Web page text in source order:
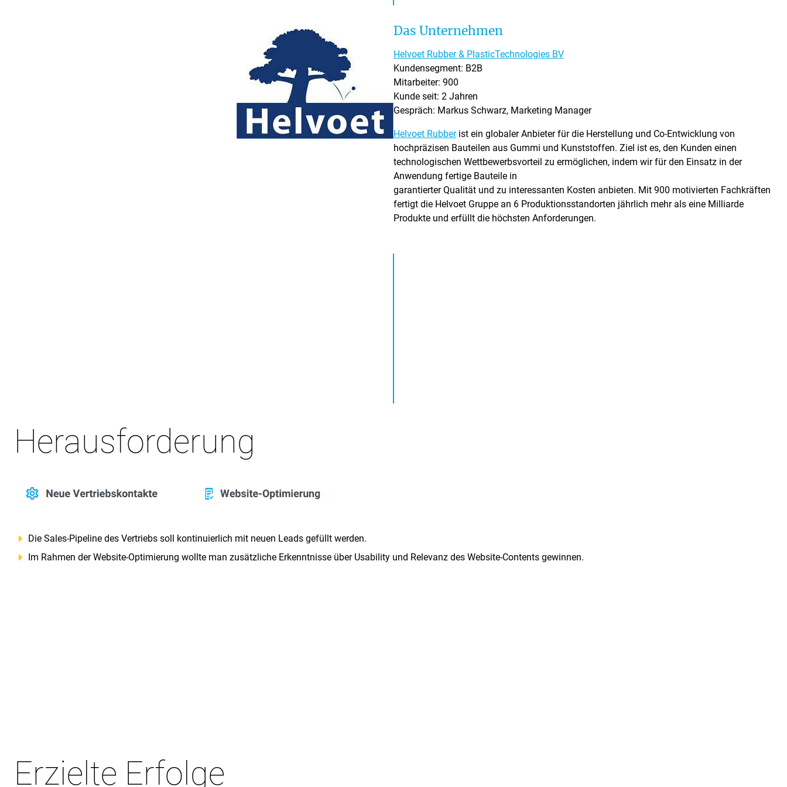
e
r
.
Das Unternehmen
Helvoet Rubber & PlasticTechnologies BV
Kundensegment: B2B
Mitarbeiter: 900
Kunde seit: 2 Jahren
Gespräch: Markus Schwarz, Marketing Manager
Helvoet Rubberist ein globaler Anbieter für die Herstellung und Co-Entwicklung von
hochpräzisen Bauteilen aus Gummi und Kunststoffen. Ziel ist es, den Kunden einen
technologischen Wettbewerbsvorteil zu ermöglichen, indem wir für den Einsatz in der
Anwendung fertige Bauteile in
garantierter Qualität und zu interessanten Kosten anbieten. Mit 900 motivierten Fachkräften
fertigt die Helvoet Gruppe an 6 Produktionsstandorten jährlich mehr als eine Milliarde
Produkte und erfüllt die höchsten Anforderungen.
Herausforderung
Die Sales-Pipeline des Vertriebs soll kontinuierlich mit neuen Leads gefüllt werden.
Im Rahmen der Website-Optimierung wollte man zusätzliche Erkenntnisse über Usability und Relevanz des Website-Contents gewinnen.
Erzielte Erfolge